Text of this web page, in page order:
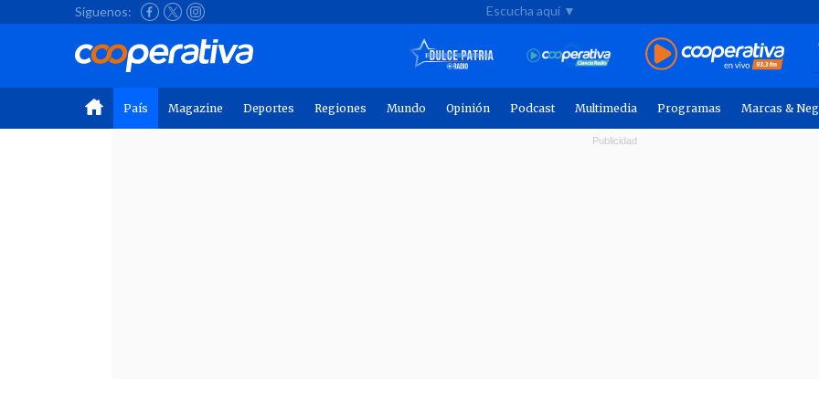
Síguenos: Escucha aquí ▼
País Magazine Deportes Regiones Mundo Opinión Podcast Multimedia Programas Marcas &